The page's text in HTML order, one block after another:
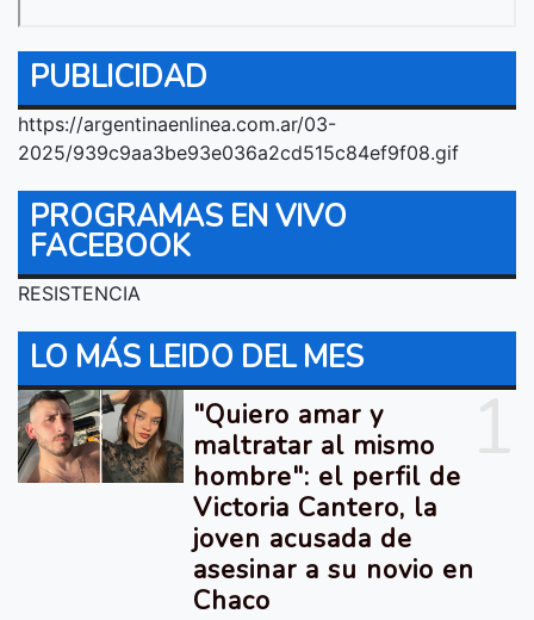
PUBLICIDAD
https://argentinaenlinea.com.ar/03-
2025/939c9aa3be93e036a2cd515c84ef9f08.gif
PROGRAMAS EN VIVO
FACEBOOK
RESISTENCIA
LO MÁS LEIDO DEL MES
"Quiero amar y
maltratar al mismo
hombre": el perfil de
Victoria Cantero, la
joven acusada de
asesinar a su novio en
Chaco